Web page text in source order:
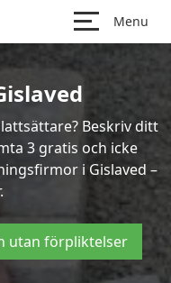
Menu
Beskriv ditt
3 gratis och icke
i Gislaved –
utan förpliktelser